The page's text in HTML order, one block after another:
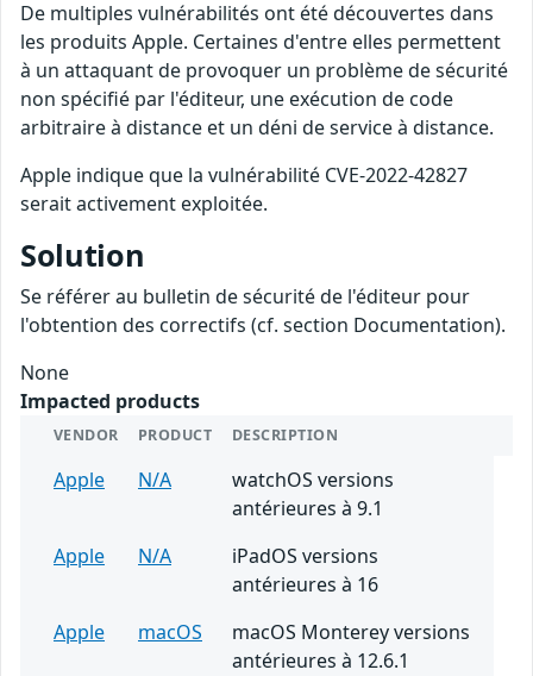
De multiples vulnérabilités ont été découvertes dans
les produits Apple. Certaines d'entre elles permettent
à un attaquant de provoquer un problème de sécurité
non spécifié par l'éditeur, une exécution de code
arbitraire à distance et un déni de service à distance.
Apple indique que la vulnérabilité CVE-2022-42827
serait activement exploitée.
Solution
Se référer au bulletin de sécurité de l'éditeur pour
l'obtention des correctifs (cf. section Documentation).
None
Impacted products
VENDOR PRODUCT DESCRIPTION
Apple N/A
watchOS versions
antérieures à 9.1
Apple
N/A
iPadOS versions
antérieures à 16
Apple
macOS
macOS Monterey versions
antérieures à 12.6.1